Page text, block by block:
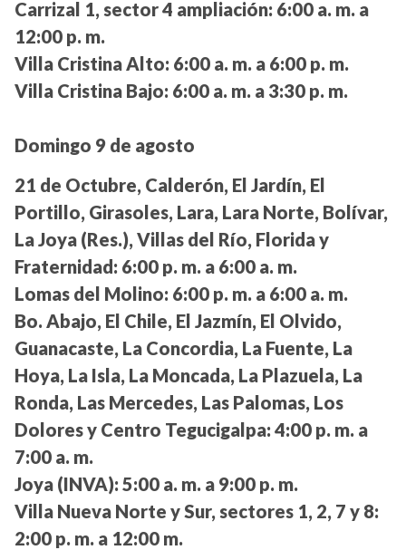
Carrizal 1, sector 4 ampliación: 6:00 a. m. a
12:00 p. m.
Villa Cristina Alto: 6:00 a. m. a 6:00 p. m.
Villa Cristina Bajo: 6:00 a. m. a 3:30 p. m.
Domingo 9 de agosto
21 de Octubre, Calderón, El Jardín, El
Portillo, Girasoles, Lara, Lara Norte, Bolívar,
La Joya (Res.), Villas del Río, Florida y
Fraternidad: 6:00 p. m. a 6:00 a. m.
Lomas del Molino: 6:00 p. m. a 6:00 a. m.
Bo. Abajo, El Chile, El Jazmín, El Olvido,
Guanacaste, La Concordia, La Fuente, La
Hoya, La Isla, La Moncada, La Plazuela, La
Ronda, Las Mercedes, Las Palomas, Los
Dolores y Centro Tegucigalpa: 4:00 p. m. a
7:00 a. m.
Joya (INVA): 5:00 a. m. a 9:00 p. m.
Villa Nueva Norte y Sur, sectores 1, 2, 7 y 8:
2:00 p. m. a 12:00 m.